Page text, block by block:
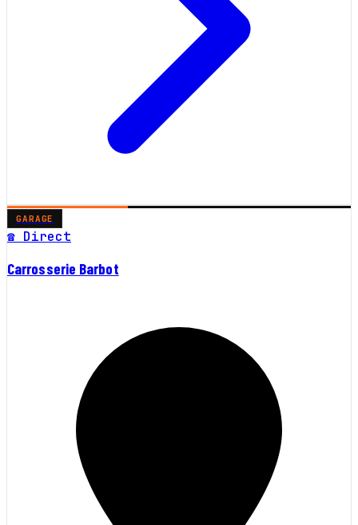
GARAGE
☎ Direct
Carrosserie Barbot